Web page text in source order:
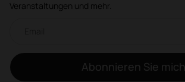
Veranstaltungen und mehr.
Abonnieren Sie mich